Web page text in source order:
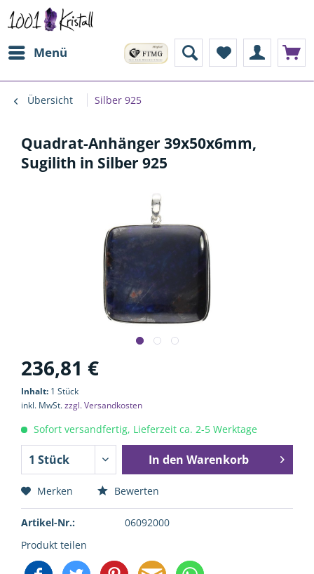
Menü
Übersicht Silber 925
Quadrat-Anhänger 39x50x6mm,
Sugilith in Silber 925
236,81 €
Inhalt: 1 Stück
inkl. MwSt.zzgl. Versandkosten
Sofort versandfertig, Lieferzeit ca. 2-5 Werktage
In den Warenkorb
Merken Bewerten
Artikel-Nr.:
06092000
Produkt teilen